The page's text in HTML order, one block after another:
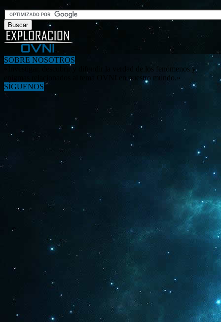
SOBRE NOSOTROS
«Investigar, descubrir y difundir la verdad de los fenómenos y
enigmas relacionados al tema OVNI en nuestro mundo.»
SÍGUENOS